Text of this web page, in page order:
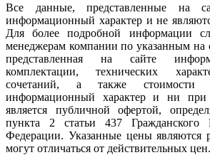
Все данные, представленные на
информационный характер и не
Для более подробной информации
менеджерам компании по указанным на
представленная на сайте
комплектации, технических
сочетаний, а также стоимости
информационный характер и ни при
является публичной офертой,
пункта 2 статьи 437 Гражданского
Федерации. Указанные цены являются
могут отличаться от действительных цен.